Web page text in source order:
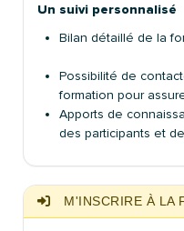
Un suivi personnalisé
Bilan détaillé de la
Possibilité de
formation pour
Apports de
des participants et
M'INSCRIRE À LA